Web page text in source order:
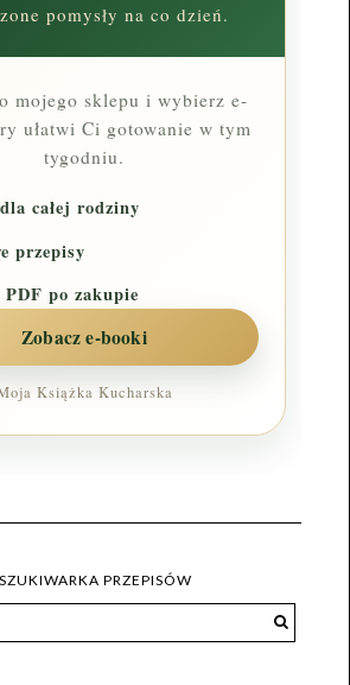
pomysły na co dzień.
mojego sklepu i wybierz e-
ułatwi Ci gotowanie w tym
tygodniu.
całej rodziny
przepisy
po zakupie
Zobacz e-booki
Książka Kucharska
PRZEPISÓW